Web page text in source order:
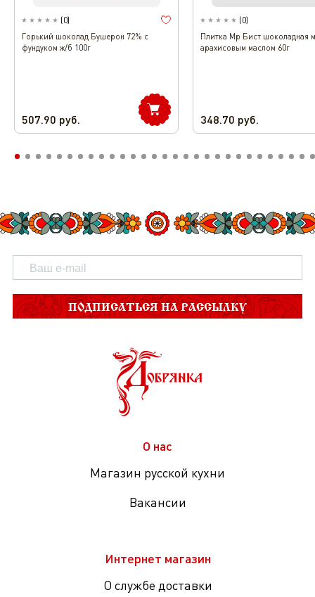
(0)
Горький шоколад Бушерон 72% с
фундуком ж/б 100г
507.90 руб.
(0)
Плитка Мр Бист шоколадная
арахисовым маслом 60г
348.70 руб.
ПОДПИСАТЬСЯ НА РАССЫЛКУ
О нас
Магазин русской кухни
Вакансии
Интернет магазин
О службе доставки